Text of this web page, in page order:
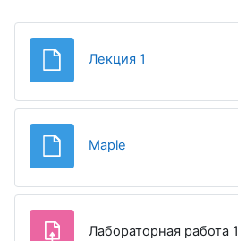
Лекция 1
Maple
Лабораторная работа 1